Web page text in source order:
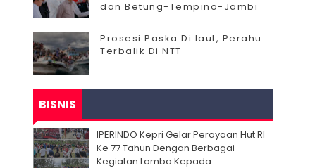
dan Betung-Tempino-Jambi
Prosesi Paska Di laut, Perahu
Terbalik Di NTT
BISNIS
IPERINDO Kepri Gelar Perayaan Hut RI
Ke 77 Tahun Dengan Berbagai
Kegiatan Lomba Kepada